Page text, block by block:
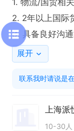
1. 物流/国贸相
2. 2年以上国际
3. 具备良好沟
4. 有客户资源者
周一至周五
展开
联系我时请说是
10-30人